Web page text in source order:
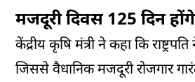
मजदूरी दिवस 125 दिन होंगे
केंद्रीय कृषि मंत्री ने कहा कि
जिससे वैधानिक मजदूरी रोजगार